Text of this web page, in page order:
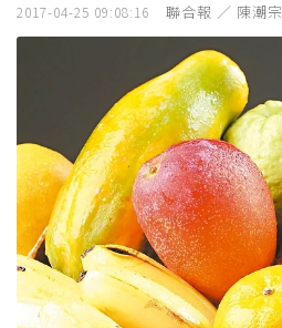
2017-04-25 09:08:16 聯合報 ／ 陳潮宗